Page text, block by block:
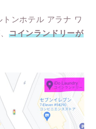
ンホテル アラナ ワ
コインランドリーが